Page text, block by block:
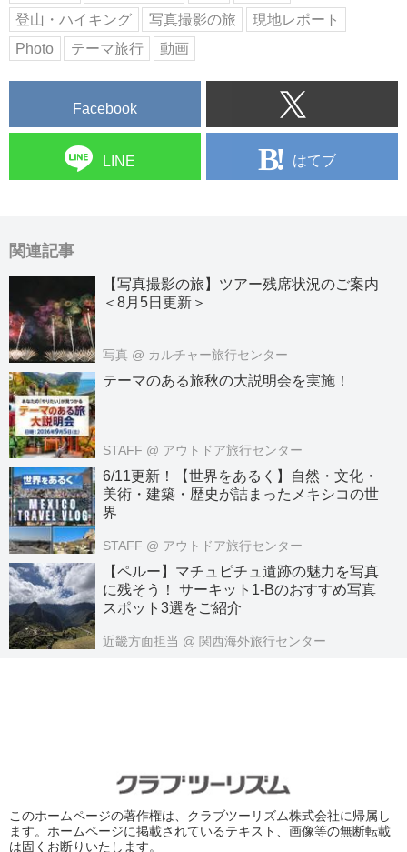
登山・ハイキング
写真撮影の旅
現地レポート
Photo
テーマ旅行 動画
Facebook
LINE はてブ
関連記事
【写真撮影の旅】ツアー残席状況のご案内
＜8月5日更新＞
写真 @ カルチャー旅行センター
テーマのある旅秋の大説明会を実施！
STAFF @ アウトドア旅行センター
6/11更新！【世界をあるく】自然・文化・
美術・建築・歴史が詰まったメキシコの世
界
STAFF @ アウトドア旅行センター
【ペルー】マチュピチュ遺跡の魅力を写真
に残そう！ サーキット1-Bのおすすめ写真
スポット3選をご紹介
近畿方面担当 @ 関西海外旅行センター
このホームページの著作権は、クラブツーリズム株式会社に帰属し
ます。ホームページに掲載されているテキスト、画像等の無断転載
は固くお断りいたします。